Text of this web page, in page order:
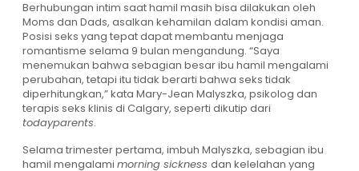
Berhubungan intim saat hamil masih bisa dilakukan oleh
Moms dan Dads, asalkan kehamilan dalam kondisi aman.
Posisi seks yang tepat dapat membantu menjaga
romantisme selama 9 bulan mengandung. “Saya
menemukan bahwa sebagian besar ibu hamil mengalami
perubahan, tetapi itu tidak berarti bahwa seks tidak
diperhitungkan,” kata Mary-Jean Malyszka, psikolog dan
terapis seks klinis di Calgary, seperti dikutip dari
todayparents.
Selama trimester pertama, imbuh Malyszka, sebagian ibu
hamil mengalami morning sickness dan kelelahan yang